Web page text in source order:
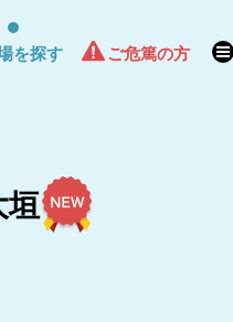
を探す ご危篤の方